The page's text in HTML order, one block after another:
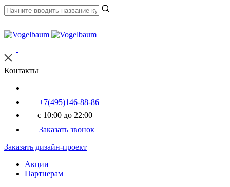
Контакты
+7(495)146-88-86
с 10:00 до 22:00
Заказать звонок
Заказать дизайн-проект
Акции
Партнерам